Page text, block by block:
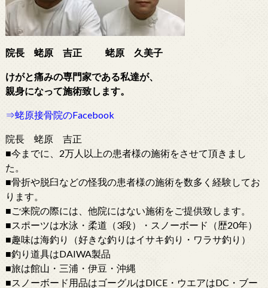
院長 蛯原 吉正 蛯原 久美子
けがと痛みの専門家である私達が、
親身になって施術致します。
⇒蛯原接骨院のFacebook
院長 蛯原 吉正
■今までに、2万人以上の患者様の施術をさせて頂きまし
た。
■骨折や脱臼などの怪我の患者様の施術を数多く経験してお
ります。
■ご来院の際には、他院にはない施術をご提供致します。
■スポーツは水泳・柔道（3段）・スノーボード（歴20年）
■趣味は海釣り（好きな釣りはイサキ釣り・ワラサ釣り）
■釣り道具はDAIWA製品
■旅は館山・三浦・伊豆・沖縄
■スノーボード用品はゴーグルはDICE・ウエアはDC・ブー